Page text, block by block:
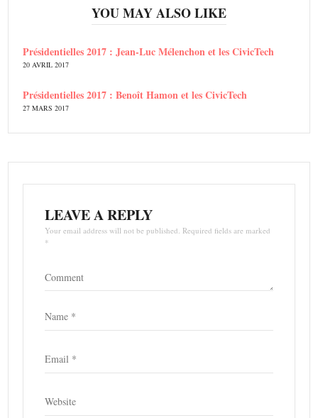
YOU MAY ALSO LIKE
Présidentielles 2017 : Jean-Luc Mélenchon et les CivicTech
20 AVRIL 2017
Présidentielles 2017 : Benoît Hamon et les CivicTech
27 MARS 2017
LEAVE A REPLY
Your email address will not be published. Required fields are marked
*